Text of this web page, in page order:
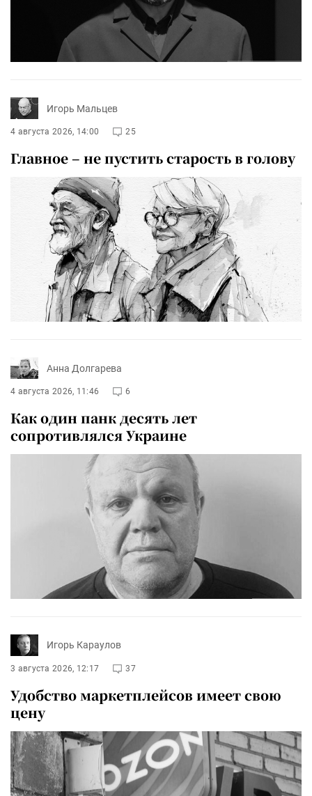
Игорь Мальцев
4 августа 2026, 14:00 25
Главное – не пустить старость в голову
Анна Долгарева
4 августа 2026, 11:46 6
Как один панк десять лет
сопротивлялся Украине
Игорь Караулов
3 августа 2026, 12:17 37
Удобство маркетплейсов имеет свою
цену